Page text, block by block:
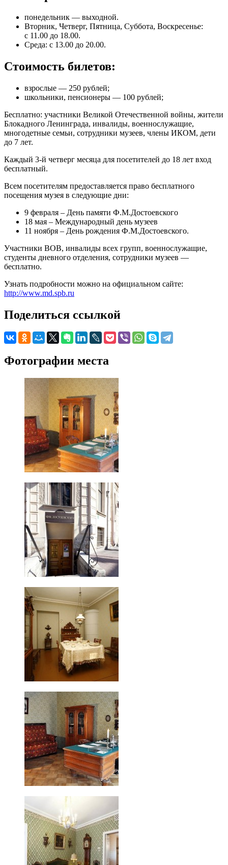
понедельник — выходной.
Вторник, Четверг, Пятница, Суббота, Воскресенье:
с 11.00 до 18.00.
Среда: с 13.00 до 20.00.
Стоимость билетов:
взрослые — 250 рублей;
школьники, пенсионеры — 100 рублей;
Бесплатно: участники Великой Отечественной войны, жители
Блокадного Ленинграда, инвалиды, военнослужащие,
многодетные семьи, сотрудники музеев, члены ИКОМ, дети
до 7 лет.
Каждый 3-й четверг месяца для посетителей до 18 лет вход
бесплатный.
Всем посетителям предоставляется право бесплатного
посещения музея в следующие дни:
9 февраля – День памяти Ф.М.Достоевского
18 мая – Международный день музеев
11 ноября – День рождения Ф.М.Достоевского.
Участники ВОВ, инвалиды всех групп, военнослужащие,
студенты дневного отделения, сотрудники музеев —
бесплатно.
Узнать подробности можно на официальном сайте:
http://www.md.spb.ru
Поделиться ссылкой
Фотографии места